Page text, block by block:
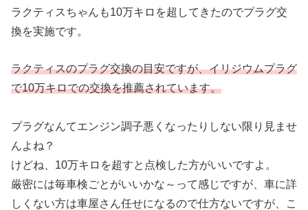
ラクティスちゃんも10万キロを超してきたのでプラグ交
換を実施です。
ラクティスのプラグ交換の目安ですが、イリジウムプラグ
で10万キロでの交換を推薦されています。
プラグなんてエンジン調子悪くなったりしない限り見ませ
んよね？
けどね、10万キロを超すと点検した方がいいですよ。
厳密には毎車検ごとがいいかな～って感じですが、車に詳
しくない方は車屋さん任せになるので仕方ないですが、こ